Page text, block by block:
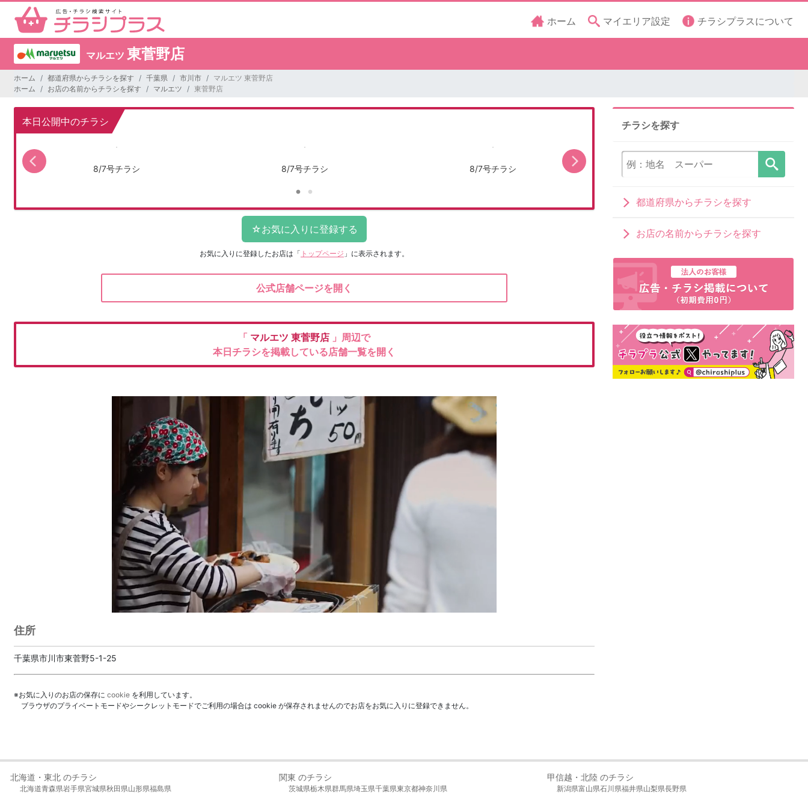
ホーム マイエリア設定 チラシプラスについて
マルエツ 東菅野店
ホーム 都道府県からチラシを探す 千葉県 市川市
マルエツ 東菅野店
ホーム
お店の名前からチラシを探す マルエツ 東菅野店
本日公開中のチラシ
8/7号チラシ 8/7号チラシ 8/7号チラシ スペシャル厳選特価
お気に入りに登録したお店は 「 トップページ 」に表示されます。
公式店舗ページを開く
「 マルエツ 東菅野店 」周辺で
本日チラシを掲載している店舗一覧を開く
住所
千葉県市川市東菅野5-1-25
※お気に入りのお店の保存に cookie を利用しています。
ブラウザのプライベートモードやシークレットモードでご利用の場合は cookie が保存されませんのでお店をお気に入りに登録できません。
チラシを探す
都道府県からチラシを探す
お店の名前からチラシを探す
北海道・東北 のチラシ
北海道青森県岩手県宮城県秋田県山形県福島県
関東 のチラシ
茨城県栃木県群馬県埼玉県千葉県東京都神奈川県
甲信越・北陸 のチラシ
新潟県富山県石川県福井県山梨県長野県